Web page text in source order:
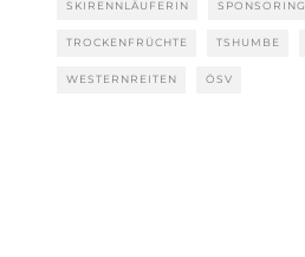
SKIRENNLÄUFERIN SPONSORING
TROCKENFRÜCHTE TSHUMBE
WESTERNREITEN ÖSV